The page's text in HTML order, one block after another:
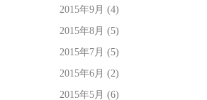
2015年9月 (4)
2015年8月 (5)
2015年7月 (5)
2015年6月 (2)
2015年5月 (6)